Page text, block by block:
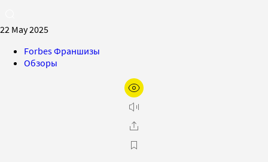
22 May 2025
Forbes Франшизы
Обзоры